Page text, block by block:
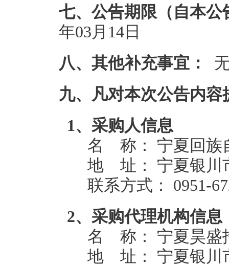
七、公告期限（自本
年03月14日
八、其他补充事宜：
九、凡对本次公告内
1、采购人信息
名 称： 宁夏回族
地 址： 宁夏银川市
联系方式： 0951-
2、采购代理机构信息
名 称： 宁夏昊盛
地 址： 宁夏银川市